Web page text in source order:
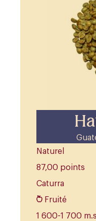
Naturel
87,00 points
Caturra
Fruité
1 600-1 700